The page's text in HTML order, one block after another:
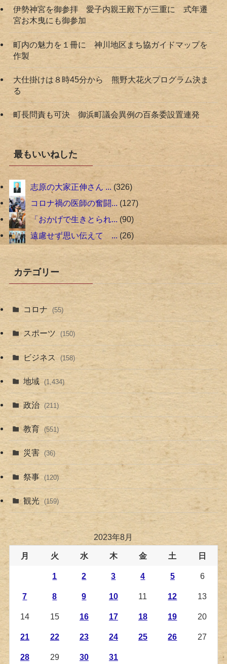
伊勢神宮を御参拝 愛子内親王殿下が三重に 式年遷
宮お木曳にも御参加
町内の魅力を１冊に 神川地区まち協ガイドマップを
作製
大仕掛けは８時45分から 熊野大花火プログラム決ま
る
町長問責も可決 御浜町議会異例の百条委設置連発
最もいいねした
志原の大家正伸さん ... 326
コロナ禍の医師の奮闘... 127
「おかげで生きとられ... 90
遠慮せず思い伝えて ... 26
カテゴリー
コロナ (55)
スポーツ (150)
ビジネス (158)
地域 (1,434)
政治 (211)
教育 (551)
災害 (36)
祭事 (120)
観光 (159)
2023年8月
月 火 水 木 金 土 日
1 2 3 4 5 6
7 8 9 10 11 12 13
14 15 16 17 18 19 20
21 22 23 24 25 26 27
28 29 30 31